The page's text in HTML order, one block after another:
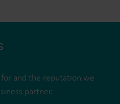
and the reputation we
partner.